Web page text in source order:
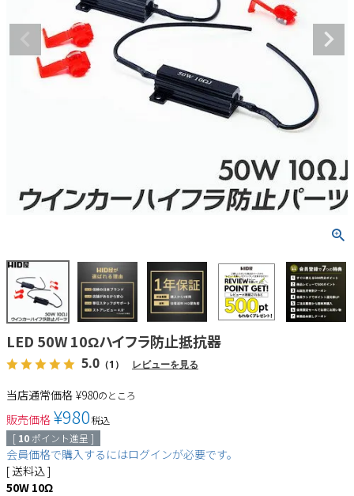
LED 50W 10Ωハイフラ防止抵抗器
5.0 （1） レビューを見る
当店通常価格 ¥980のところ
販売価格 ¥980税込
[ 10 ポイント進呈 ]
会員価格で購入するにはログインが必要です。
送料込
50W 10Ω